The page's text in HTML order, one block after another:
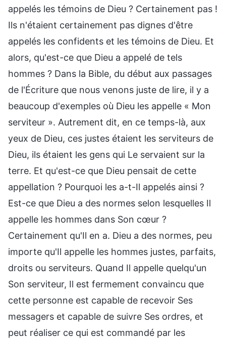
appelés les témoins de Dieu ? Certainement pas !
Ils n'étaient certainement pas dignes d'être
appelés les confidents et les témoins de Dieu. Et
alors, qu'est-ce que Dieu a appelé de tels
hommes ? Dans la Bible, du début aux passages
de l'Écriture que nous venons juste de lire, il y a
beaucoup d'exemples où Dieu les appelle « Mon
serviteur ». Autrement dit, en ce temps-là, aux
yeux de Dieu, ces justes étaient les serviteurs de
Dieu, ils étaient les gens qui Le servaient sur la
terre. Et qu'est-ce que Dieu pensait de cette
appellation ? Pourquoi les a-t-Il appelés ainsi ?
Est-ce que Dieu a des normes selon lesquelles Il
appelle les hommes dans Son cœur ?
Certainement qu'Il en a. Dieu a des normes, peu
importe qu'Il appelle les hommes justes, parfaits,
droits ou serviteurs. Quand Il appelle quelqu'un
Son serviteur, Il est fermement convaincu que
cette personne est capable de recevoir Ses
messagers et capable de suivre Ses ordres, et
peut réaliser ce qui est commandé par les